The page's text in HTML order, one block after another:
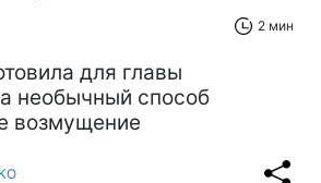
2 мин
для главы
необычный способ
возмущение